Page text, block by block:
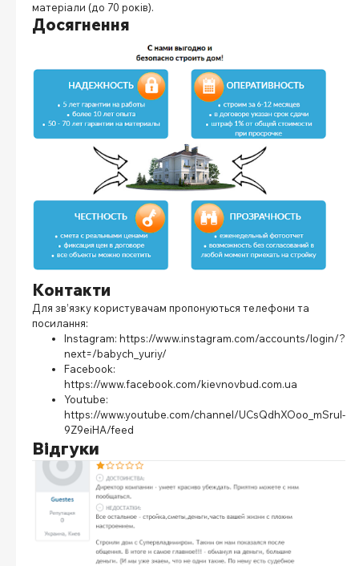
матеріали (до 70 років).
Досягнення
Контакти
Для зв’язку користувачам пропонуються телефони та
посилання:
Instagram: https://www.instagram.com/accounts/login/?
next=/babych_yuriy/
Facebook:
https://www.facebook.com/kievnovbud.com.ua
Youtube:
https://www.youtube.com/channel/UCsQdhXOoo_mSrul-
9Z9eiHA/feed
Відгуки